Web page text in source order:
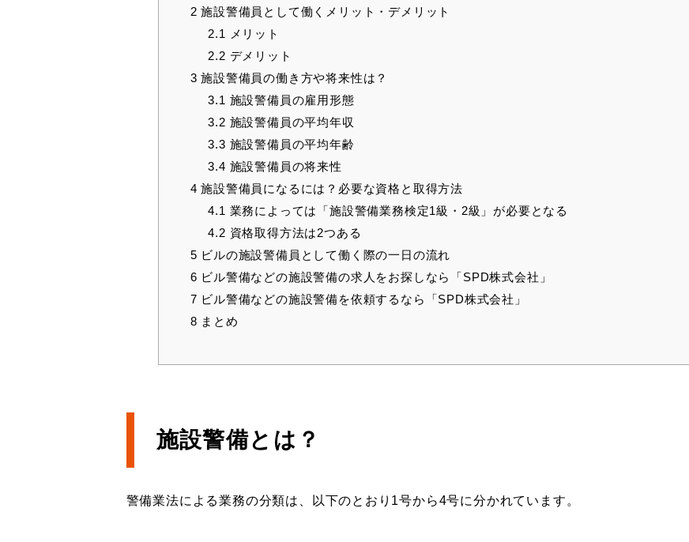
2 施設警備員として働くメリット・デメリット
2.1
メリット
2.2 デメリット
3 施設警備員の働き方や将来性は？
3.1 施設警備員の雇用形態
3.2 施設警備員の平均年収
3.3 施設警備員の平均年齢
3.4 施設警備員の将来性
4 施設警備員になるには？必要な資格と取得方法
4.1 業務によっては「施設警備業務検定1級・2級」が必要となる
4.2 資格取得方法は2つある
5 ビルの施設警備員として働く際の一日の流れ
6 ビル警備などの施設警備の求人をお探しなら「SPD株式会社」
7 ビル警備などの施設警備を依頼するなら「SPD株式会社」
8 まとめ
施設警備とは？
警備業法による業務の分類は、以下のとおり1号から4号に分かれています。